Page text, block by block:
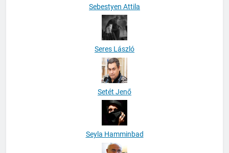
Sebestyen Attila
Seres László
Setét Jenő
Seyla Hamminbad